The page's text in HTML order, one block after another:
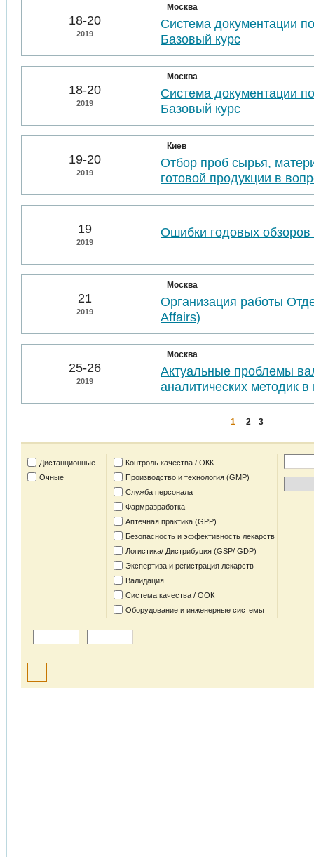
18-20
2019
Москва
Система документации
Базовый курс
18-20
2019
Москва
Система документации
Базовый курс
19-20
2019
Киев
Отбор проб сырья,
готовой продукции в
19
2019
Ошибки годовых обзоров
21
2019
Москва
Организация работы
Affairs)
25-26
2019
Москва
Актуальные проблемы
аналитических методик в
1 2 3
Дистанционные
Очные
Контроль качества / ОКК
Производство и технология (GMP)
Служба персонала
Фармразработка
Аптечная практика (GPP)
Безопасность и эффективность лекарств
Логистика/ Дистрибуция (GSP/ GDP)
Экспертиза и регистрация лекарств
Валидация
Система качества / ООК
Оборудование и инженерные системы